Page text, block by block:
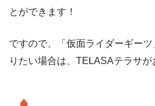
とができます！
ですので、「仮面ライダーギー
りたい場合は、TELASAテラサが